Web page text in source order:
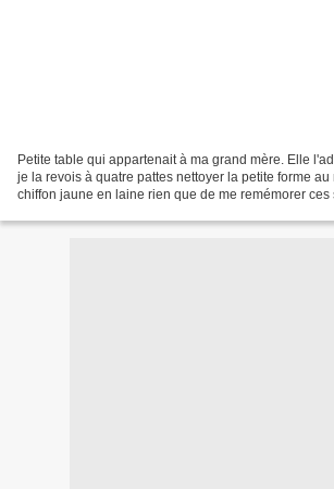
Petite table qui appartenait à ma grand mère. Elle
je la revois à quatre pattes nettoyer la petite forme
chiffon jaune en laine rien que de me remémorer